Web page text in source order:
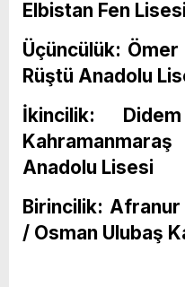
Elbistan Fen
Üçüncülük:
Rüştü Anadolu
İkincilik:
Anadolu Lisesi
Birincilik:
/ Osman Ulubaş